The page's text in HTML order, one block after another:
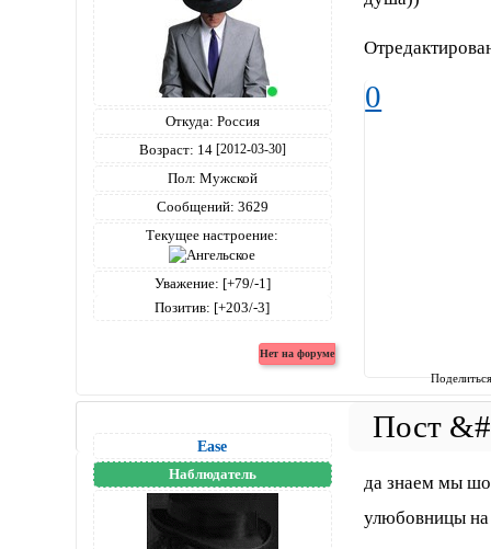
Откуда: Россия
Возраст: 14 [2012-03-30]
Пол: Мужской
Сообщений: 3629
Текущее настроение:
Уважение: [+79/-1]
Позитив: [+203/-3]
0
Ease
Наблюдатель
да знаем мы
улюбовницы на